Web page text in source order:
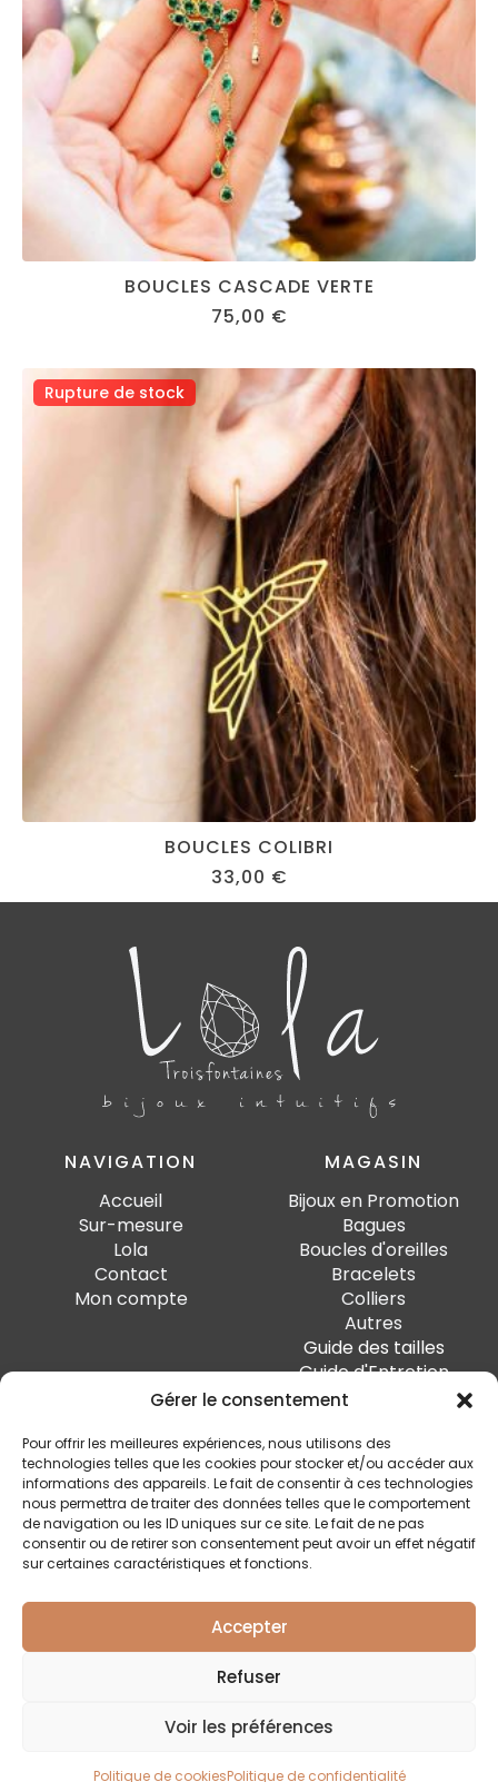
Gérer le consentement
Pour offrir les meilleures expériences, nous utilisons des
technologies telles que les cookies pour stocker et/ou accéder aux
informations des appareils. Le fait de consentir à ces technologies
nous permettra de traiter des données telles que le comportement
de navigation ou les ID uniques sur ce site. Le fait de ne pas
consentir ou de retirer son consentement peut avoir un effet négatif
sur certaines caractéristiques et fonctions.
Accepter
Refuser
Voir les préférences
Politique de cookiesPolitique de confidentialité
BOUCLES CASCADE VERTE
75,00 €
Rupture de stock
BOUCLES COLIBRI
33,00 €
NAVIGATION
Accueil
Sur-mesure
Lola
Contact
Mon compte
MAGASIN
Bijoux en Promotion
Bagues
Boucles d'oreilles
Bracelets
Colliers
Autres
Guide des tailles
Guide d'Entretien
SUIVEZ-MOI
Quai Marcellis 10, 4020 Liège - BE0 794.477.312
Politique de confidentialité